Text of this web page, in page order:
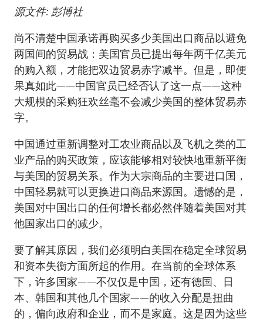
源文件: 彭博社
尚不清楚中国承诺再购买多少美国出口商品以避免
两国间的贸易战：美国官员已提出每年两千亿美元
的购入额，才能把双边贸易赤字减半。但是，即便
果真如此——中国官员已经否认了这一点——这种
大规模的采购狂欢丝毫不会减少美国的整体贸易赤
字。
中国通过重新调整对工农业商品以及飞机之类的工
业产品的购买政策，应该能够相对较快地重新平衡
与美国的贸易关系。作为大宗商品的主要进口国，
中国轻易就可以更换进口商品来源国。遗憾的是，
美国对中国出口的任何增长都必然伴随着美国对其
他国家出口的减少。
要了解其原因，我们必须明白美国在稳定全球贸易
和资本失衡方面所起的作用。在当前的全球体系
下，许多国家——不仅仅是中国，还有德国、日
本、韩国和其他几个国家——的收入分配是扭曲
的，偏向政府和企业，而不是家庭。这是因为这些